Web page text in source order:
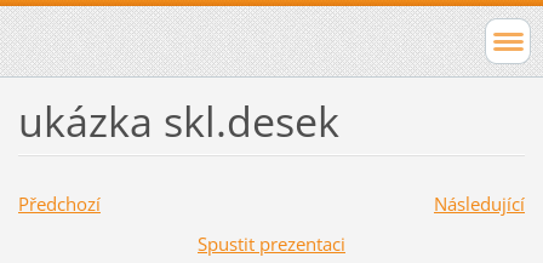
ukázka skl.desek
Předchozí
Následující
Spustit prezentaci